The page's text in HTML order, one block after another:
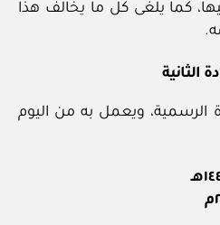
كما يلغى كل ما يخالف هذا
الثانية
الرسمية، ويعمل به من اليوم